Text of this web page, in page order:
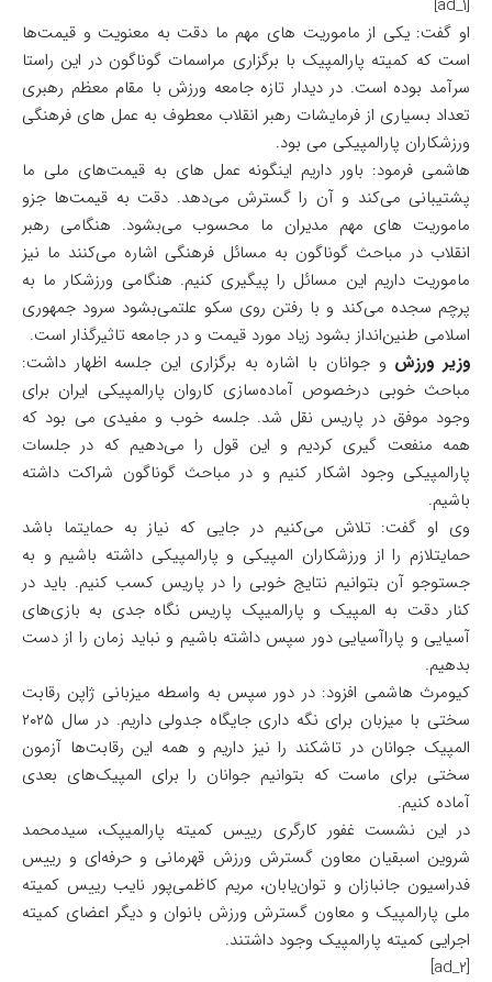
[ad_1]
او گفت: یکی از ماموریت های مهم ما دقت به معنویت و قیمت‌ها
است که کمیته پارالمپیک با برگزاری مراسمات گوناگون در این راستا
سرآمد بوده است. در دیدار تازه جامعه ورزش با مقام معظم رهبری
تعداد بسیاری از فرمایشات رهبر انقلاب معطوف به عمل های فرهنگی
ورزشکاران پارالمپیکی می بود.
هاشمی فرمود: باور داریم اینگونه عمل های به قیمت‌های ملی ما
پشتیبانی می‌کند و آن را گسترش می‌دهد. دقت به قیمت‌ها جزو
ماموریت های مهم مدیران ما محسوب می‌بشود. هنگامی رهبر
انقلاب در مباحث گوناگون به مسائل فرهنگی اشاره می‌کنند ما نیز
ماموریت داریم این مسائل را پیگیری کنیم. هنگامی ورزشکار ما به
پرچم سجده می‌کند و با رفتن روی سکو علتمی‌بشود سرود جمهوری
اسلامی طنین‌انداز بشود زیاد مورد قیمت و در جامعه تاثیرگذار است.
وزیر ورزش و جوانان با اشاره به برگزاری این جلسه اظهار داشت:
مباحث خوبی درخصوص آماده‌سازی کاروان پارالمپیکی ایران برای
وجود موفق در پاریس نقل شد. جلسه خوب و مفیدی می بود که
همه منفعت گیری کردیم و این قول را می‌دهیم که در جلسات
پارالمپیکی وجود اشکار کنیم و در مباحث گوناگون شراکت داشته
باشیم.
وی او گفت: تلاش می‌کنیم در جایی که نیاز به حمایتما باشد
حمایتلازم را از ورزشکاران المپیکی و پارالمپیکی داشته باشیم و به
جستوجو آن بتوانیم نتایج خوبی را در پاریس کسب کنیم. باید در
کنار دقت به المپیک و پارالمیپک پاریس نگاه جدی به بازی‌های
آسیایی و پاراآسیایی دور سپس داشته باشیم و نباید زمان را از دست
بدهیم.
کیومرث هاشمی افزود: در دور سپس به واسطه میزبانی ژاپن رقابت
سختی با میزبان برای نگه داری جایگاه جدولی داریم. در سال ۲۰۲۵
المپیک جوانان در تاشکند را نیز داریم و همه این رقابت‌ها آزمون
سختی برای ماست که بتوانیم جوانان را برای المپیک‌های بعدی
آماده کنیم.
در این نشست غفور کارگری رییس کمیته پارالمیپک، سیدمحمد
شروین اسبقیان معاون گسترش ورزش قهرمانی و حرفه‌ای و رییس
فدراسیون جانبازان و توان‌یابان، مریم کاظمی‌پور نایب رییس کمیته
ملی پارالمپیک و معاون گسترش ورزش بانوان و دیگر اعضای کمیته
اجرایی کمیته پارالمپیک وجود داشتند.
[ad_2]